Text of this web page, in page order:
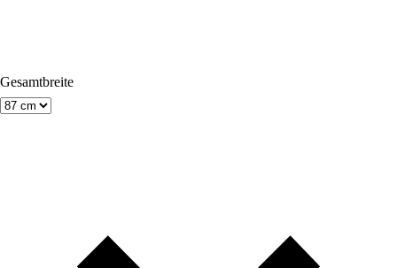
Gesamtbreite